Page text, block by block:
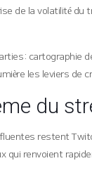
de la volatilité
:
les leviers de
du
restent
qui renvoient